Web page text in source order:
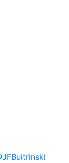
JFBuitrinski